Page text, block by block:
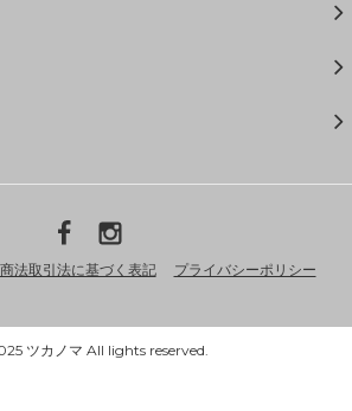
法取引法に基づく表記 プライバシーポリシー
ツカノマ All lights reserved.